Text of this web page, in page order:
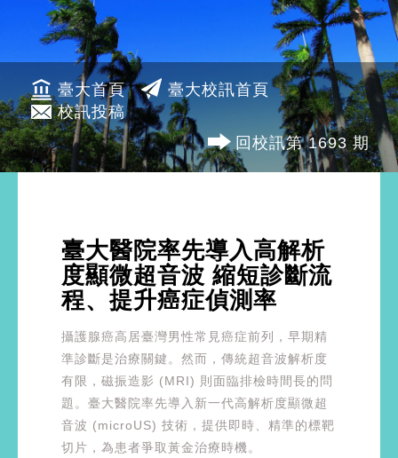
臺大首頁
臺大校訊首頁
校訊投稿
回校訊第 1693 期
臺大醫院率先導入高解析
度顯微超音波 縮短診斷流
程、提升癌症偵測率
攝護腺癌高居臺灣男性常見癌症前列，早期精
準診斷是治療關鍵。然而，傳統超音波解析度
有限，磁振造影 (MRI) 則面臨排檢時間長的問
題。臺大醫院率先導入新一代高解析度顯微超
音波 (microUS) 技術，提供即時、精準的標靶
切片，為患者爭取黃金治療時機。